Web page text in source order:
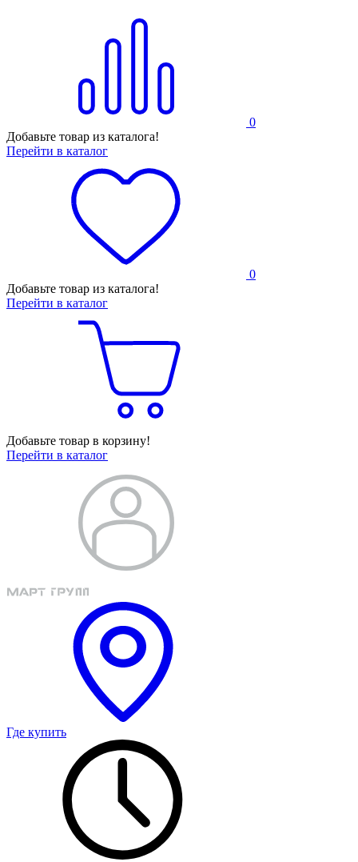
0
Добавьте товар из каталога!
Перейти в каталог
0
Добавьте товар из каталога!
Перейти в каталог
Добавьте товар в корзину!
Перейти в каталог
Где купить